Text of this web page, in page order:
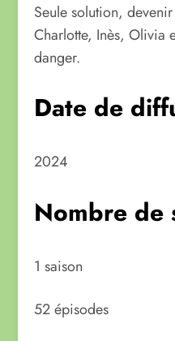
Seule solution,
Charlotte, Inès, Olivia
danger.
Date de
2024
Nombre de
1 saison
52 épisodes